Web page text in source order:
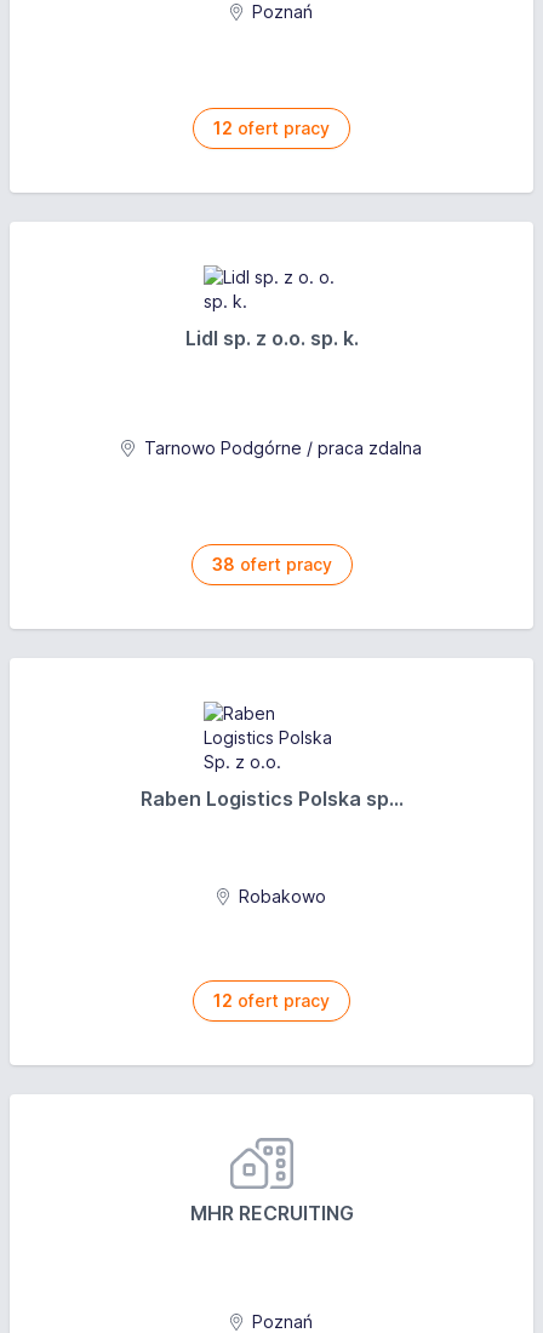
Poznań
12 ofert pracy
Lidl sp. z o.o. sp. k.
Tarnowo Podgórne / praca zdalna
38 ofert pracy
Raben Logistics Polska sp...
Robakowo
12 ofert pracy
MHR RECRUITING
Poznań